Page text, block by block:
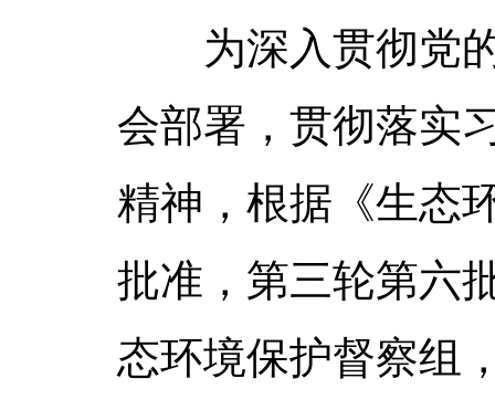
为深入贯彻党的
会部署，贯彻落实
精神，根据《生态
批准，第三轮第六
态环境保护督察组